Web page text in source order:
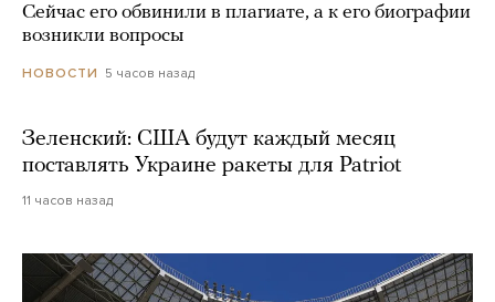
Сейчас его обвинили в плагиате, а к его биографии
возникли вопросы
НОВОСТИ 5 часов назад
Зеленский: США будут каждый месяц
поставлять Украине ракеты для Patriot
11 часов назад